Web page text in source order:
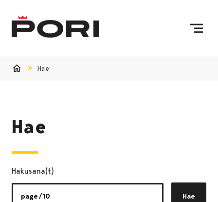
Hae
Hae
Hakusana(t)
Hae